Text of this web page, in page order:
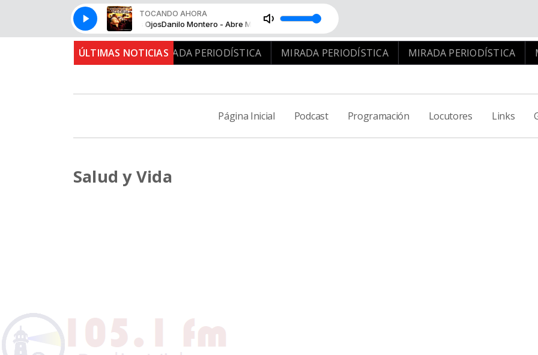
TOCANDO AHORA
Danilo Montero - Abre Mis OjosDanilo Montero - Abre Mis Ojos
ÚLTIMAS NOTICIAS
MIRADA PERIODÍSTICA MIRADA PERIODÍSTICA MIRADA PERIODÍSTICA MIRADA PERIODÍSTICA
Página Inicial Podcast Programación Locutores Links
Salud y Vida